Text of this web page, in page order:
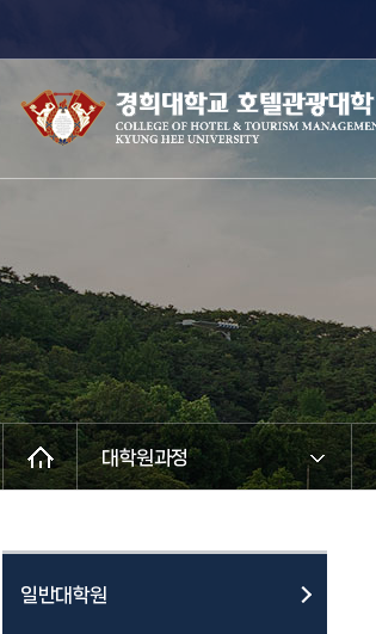
대학원과정
일반대학원